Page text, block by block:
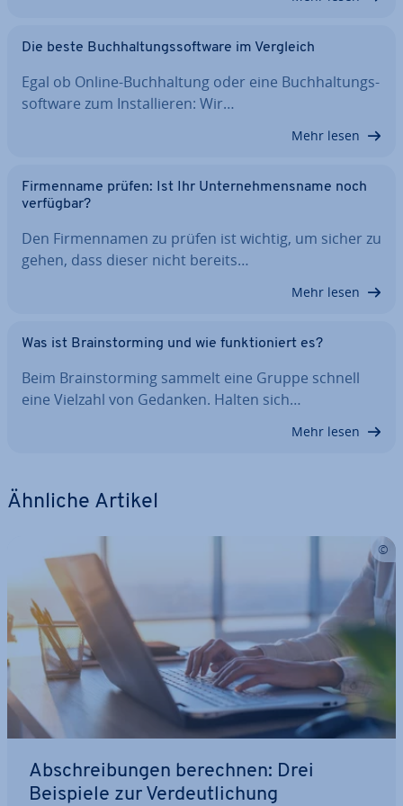
Die beste Buch­hal­tungs­soft­ware im Vergleich
Egal ob Online-Buch­hal­tung oder eine Buch­hal­tungs­
soft­ware zum In­stal­lie­ren: Wir…
Mehr lesen
Fir­men­na­me prüfen: Ist Ihr Un­ter­neh­mens­na­me noch
verfügbar?
Den Fir­men­na­men zu prüfen ist wichtig, um sicher zu
gehen, dass dieser nicht bereits…
Mehr lesen
Was ist Brain­stor­ming und wie funk­tio­niert es?
Beim Brain­stor­ming sammelt eine Gruppe schnell
eine Vielzahl von Gedanken. Halten sich…
Mehr lesen
Ähnliche Artikel
Ab­schrei­bun­gen berechnen: Drei
Beispiele zur Ver­deut­li­chung